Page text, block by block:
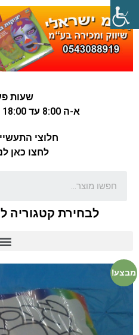
שעות
א-ה 8:00 עד 18:00 | ו 8:00 עד 14:00
חלוצי התעשייה 83,
לחצו כאן
לבחירת קטגוריה
מבצע!